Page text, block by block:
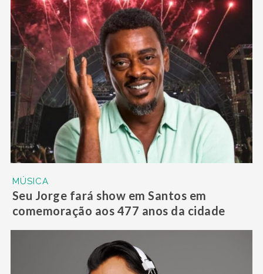
MÚSICA
Seu Jorge fará show em Santos em
comemoração aos 477 anos da cidade